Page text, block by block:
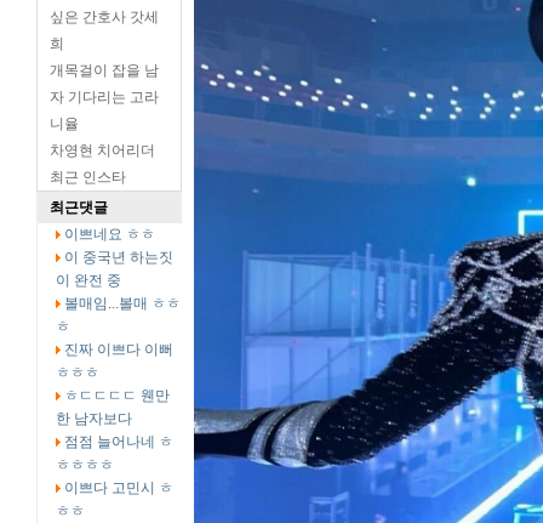
싶은 간호사 갓세
희
개목걸이 잡을 남
자 기다리는 고라
니율
차영현 치어리더
최근 인스타
최근댓글
이쁘네요 ㅎㅎ
이 중국년 하는짓
이 완전 중
볼매임...볼매 ㅎㅎ
ㅎ
진짜 이쁘다 이뻐
ㅎㅎㅎ
ㅎㄷㄷㄷㄷ 웬만
한 남자보다
점점 늘어나네 ㅎ
ㅎㅎㅎㅎ
이쁘다 고민시 ㅎ
ㅎㅎ